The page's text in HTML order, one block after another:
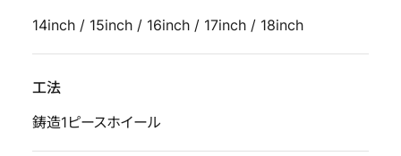
14inch / 15inch / 16inch / 17inch / 18inch
工法
鋳造1ピースホイール